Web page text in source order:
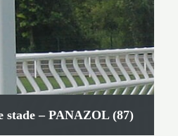
stade – PANAZOL (87)